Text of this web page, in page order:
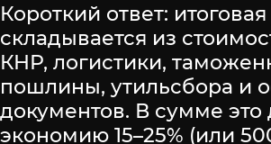
Короткий ответ:
складывается из
КНР, логистики,
пошлины, утильсбора и
документов. В сумме это
экономию 15–25% (или